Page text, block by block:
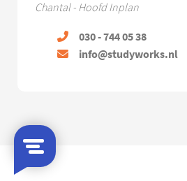
Chantal - Hoofd Inplan
030 - 744 05 38
info@studyworks.nl